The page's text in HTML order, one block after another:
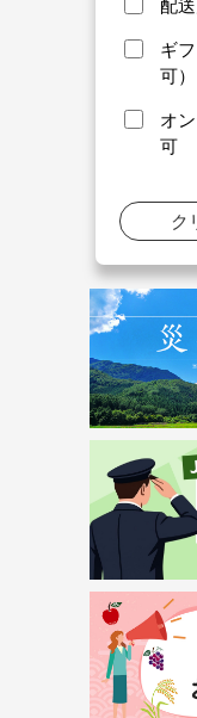
配
ギ
可）
オ
可
ク